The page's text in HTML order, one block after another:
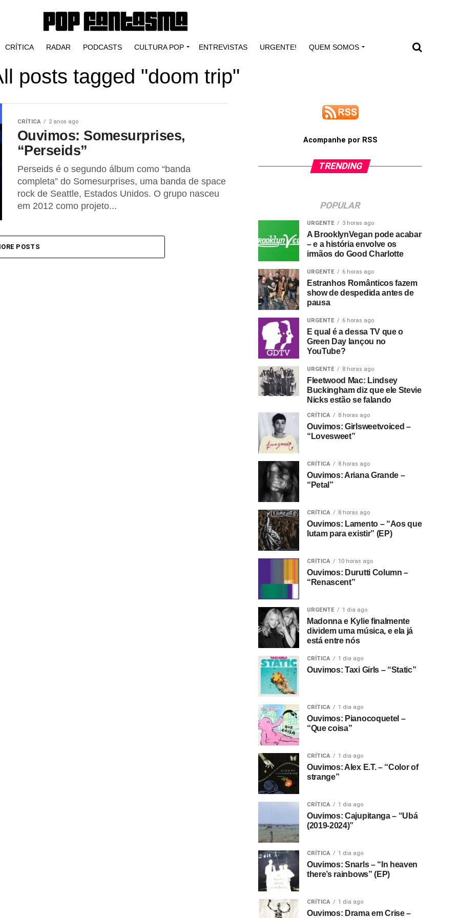
CRÍTICA RADAR PODCASTS CULTURA POP ENTREVISTAS URGENTE! QUEM SOMOS
posts tagged "doom trip"
CRÍTICA 2 anos ago
Ouvimos: Somesurprises,
“Perseids”
Perseids é o segundo álbum como “banda
completa” do Somesurprises, uma banda de space
rock de Seattle, Estados Unidos. O grupo nasceu
em 2012 como projeto...
POSTS
Acompanhe por RSS
TRENDING
POPULAR
URGENTE 3 horas ago
A BrooklynVegan pode acabar
– e a história envolve os
irmãos do Good Charlotte
URGENTE 6 horas ago
Estranhos Românticos fazem
show de despedida antes de
pausa
URGENTE 6 horas ago
E qual é a dessa TV que o
Green Day lançou no
YouTube?
URGENTE 8 horas ago
Fleetwood Mac: Lindsey
Buckingham diz que ele Stevie
Nicks estão se falando
CRÍTICA 8 horas ago
Ouvimos: Girlsweetvoiced –
“Lovesweet”
CRÍTICA 8 horas ago
Ouvimos: Ariana Grande –
“Petal”
CRÍTICA 8 horas ago
Ouvimos: Lamento – “Aos que
lutam para existir” (EP)
CRÍTICA 10 horas ago
Ouvimos: Durutti Column –
“Renascent”
URGENTE 1 dia ago
Madonna e Kylie finalmente
dividem uma música, e ela já
está entre nós
CRÍTICA 1 dia ago
Ouvimos: Taxi Girls – “Static”
CRÍTICA 1 dia ago
Ouvimos: Pianocoquetel –
“Que coisa”
CRÍTICA 1 dia ago
Ouvimos: Alex E.T. – “Color of
strange”
CRÍTICA 1 dia ago
Ouvimos: Cajupitanga – “Ubá
(2019-2024)”
CRÍTICA 1 dia ago
Ouvimos: Snarls – “In heaven
there’s rainbows” (EP)
CRÍTICA 1 dia ago
Ouvimos: Drama em Crise –